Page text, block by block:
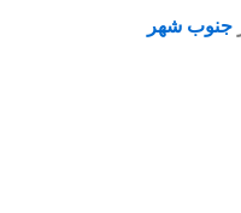
جنوب شهر